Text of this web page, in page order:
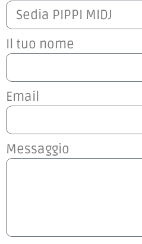
Il tuo nome
Email
Messaggio